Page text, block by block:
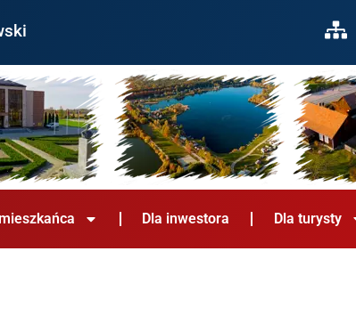
Dla inwestora Dla turysty